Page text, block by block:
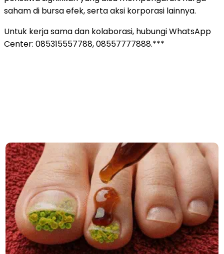
saham di bursa efek, serta aksi korporasi lainnya.
Untuk kerja sama dan kolaborasi, hubungi WhatsApp
Center: 085315557788, 08557777888.***